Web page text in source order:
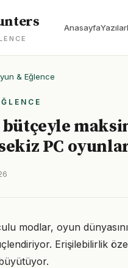
AnasayfaYazılar
& Eğlence
bütçeyle
PC
modlar, oyun
Erişilebilirlik